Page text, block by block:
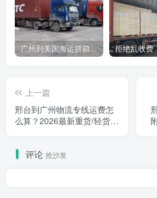
广州到美国海运拼箱多少钱？2024年最新运费构成+隐藏费用避坑指南
上一篇
邢台到广州物流专线运费怎
么算？2026最新重货/轻货报
评论 抢沙发